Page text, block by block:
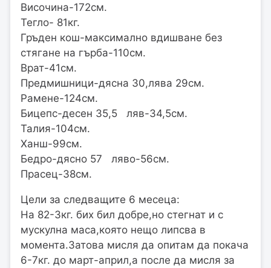
Височина-172см.
Тегло- 81кг.
Гръден кош-максимално вдишване без
стягане на гърба-110см.
Врат-41см.
Предмишници-дясна 30,лява 29см.
Рамене-124см.
Бицепс-десен 35,5 ляв-34,5см.
Талия-104см.
Ханш-99см.
Бедро-дясно 57 ляво-56см.
Прасец-38см.
Цели за следващите 6 месеца:
На 82-3кг. бих бил добре,но стегнат и с
мускулна маса,която нещо липсва в
момента.Затова мисля да опитам да покача
6-7кг. до март-април,а после да мисля за